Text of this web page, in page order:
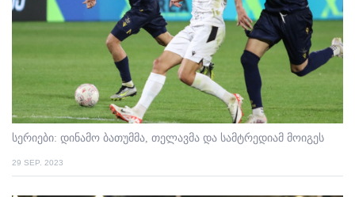
სერიები: დინამო ბათუმმა, თელავმა და სამტრედიამ მოიგეს
29 SEP. 2023